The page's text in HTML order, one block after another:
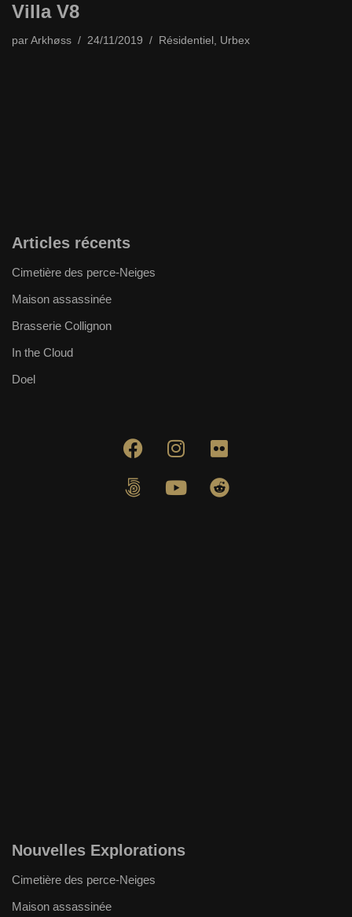
Villa V8
par Arkhøss 24/11/2019 Résidentiel , Urbex
Articles récents
Cimetière des perce-Neiges
Maison assassinée
Brasserie Collignon
In the Cloud
Doel
Nouvelles Explorations
Cimetière des perce-Neiges
Maison assassinée